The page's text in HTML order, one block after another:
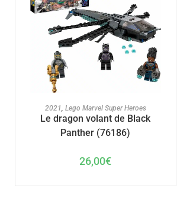
AJOUTER AU PANIER
2021 Lego Marvel Super Heroes
Le dragon volant de Black
Panther (76186)
26,00€